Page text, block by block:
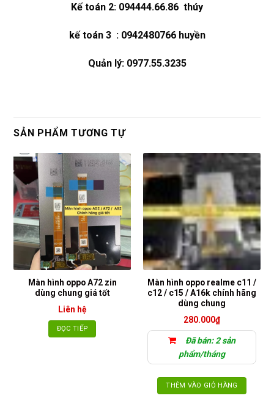
Kế toán 2: 094444.66.86 thúy
kế toán 3 : 0942480766 huyền
Quản lý: 0977.55.3235
SẢN PHẨM TƯƠNG TỰ
Màn hình oppo A72 zin
dùng chung giá tốt
Liên hệ
ĐỌC TIẾP
Màn hình oppo realme c11 /
c12 / c15 / A16k chính hãng
dùng chung
280.000₫
Đã bán: 2 sản
phẩm/tháng
THÊM VÀO GIỎ HÀNG